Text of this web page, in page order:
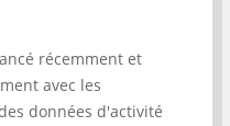
récemment et
avec les
données d'activité